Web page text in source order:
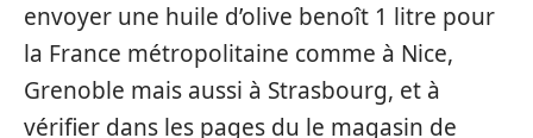
envoyer une huile d’olive benoît 1 litre pour
la France métropolitaine comme à Nice,
Grenoble mais aussi à Strasbourg, et à
vérifier dans les pages du le magasin de